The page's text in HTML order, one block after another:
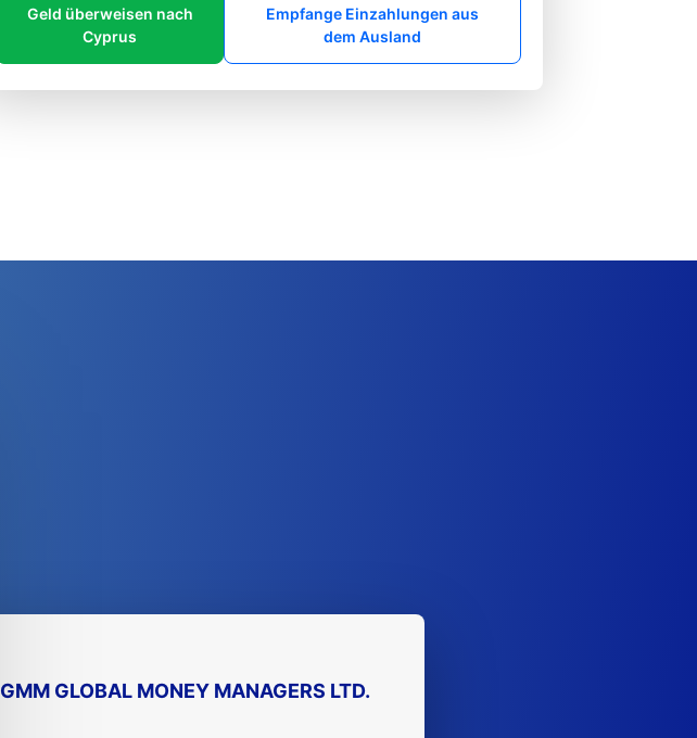
Geld überweisen nach
Cyprus
Empfange Einzahlungen aus
dem Ausland
GMM GLOBAL MONEY MANAGERS LTD.